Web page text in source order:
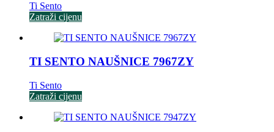
Ti Sento
Zatraži cijenu
TI SENTO NAUŠNICE 7967ZY
Ti Sento
Zatraži cijenu